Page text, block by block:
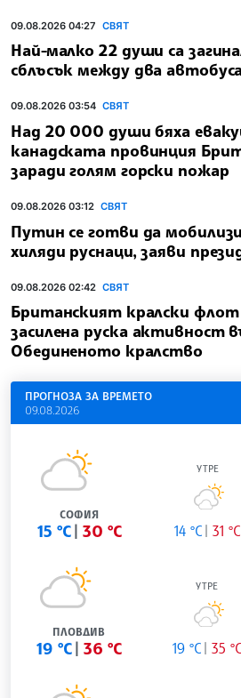
09.08.2026 04:27 СВЯТ
Най-малко 22 души са
сблъсък между два
09.08.2026 03:54 СВЯТ
Над 20 000 души бяха
канадската провинция
заради голям горски пожар
09.08.2026 03:12 СВЯТ
Путин се готви да
хиляди руснаци, заяви
09.08.2026 02:42 СВЯТ
Британският кралски флот
засилена руска активност
Обединеното кралство
ПРОГНОЗА ЗА ВРЕМЕТО
09.08.2026
СОФИЯ
15 °C 30 °C
УТРЕ
14 °C 31 °C
ПЛОВДИВ
19 °C 36 °C
УТРЕ
19 °C 35 °C